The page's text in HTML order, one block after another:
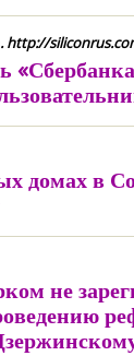
http://
домах в
не